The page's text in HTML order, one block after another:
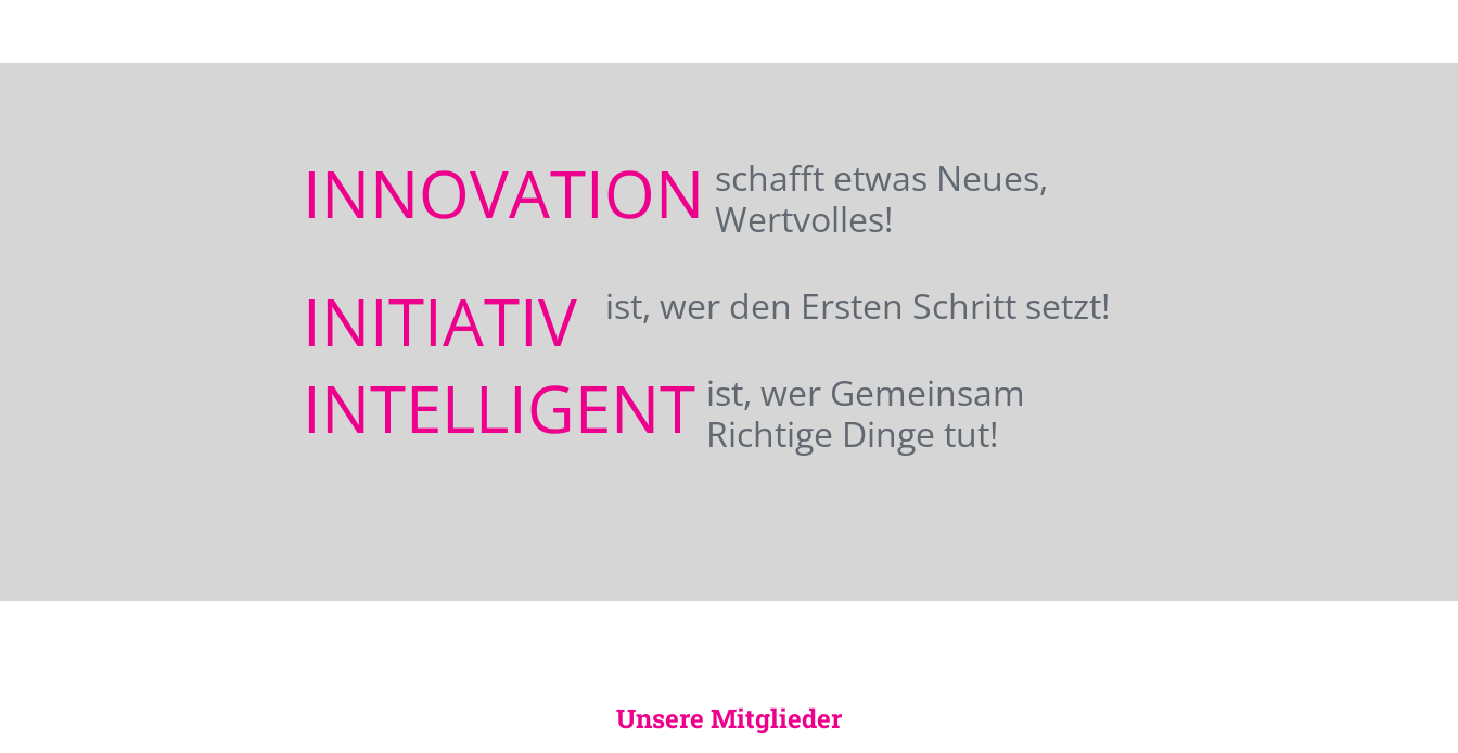
INNOVATION schafft etwas Neues,
Wertvolles!
INITIATIV ist, wer den Ersten Schritt setzt!
INTELLIGENT ist, wer Gemeinsam
Richtige Dinge tut!
Unsere Mitglieder